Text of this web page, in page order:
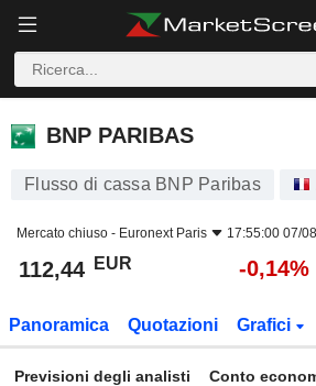
BNP PARIBAS
BNP PARIBAS
Flusso di cassa BNP Paribas
Mercato chiuso - Euronext Paris 17:55:00 07/
112,44 EUR -0,14%
Panoramica Quotazioni Grafici
Previsioni degli analisti Conto